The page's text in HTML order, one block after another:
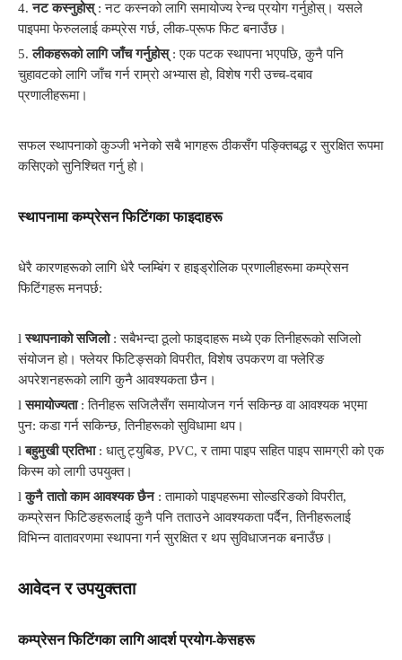
4.नट कस्नुहोस् : नट कस्नको लागि समायोज्य रेन्च प्रयोग गर्नुहोस्। यसले
पाइपमा फेरुललाई कम्प्रेस गर्छ, लीक-प्रूफ फिट बनाउँछ।
5.लीकहरूको लागि जाँच गर्नुहोस् : एक पटक स्थापना भएपछि, कुनै पनि
चुहावटको लागि जाँच गर्न राम्रो अभ्यास हो, विशेष गरी उच्च-दबाव
प्रणालीहरूमा।
सफल स्थापनाको कुञ्जी भनेको सबै भागहरू ठीकसँग पङ्क्तिबद्ध र सुरक्षित रूपमा
कसिएको सुनिश्चित गर्नु हो।
स्थापनामा कम्प्रेसन फिटिंगका फाइदाहरू
धेरै कारणहरूको लागि धेरै प्लम्बिंग र हाइड्रोलिक प्रणालीहरूमा कम्प्रेसन
फिटिंगहरू मनपर्छ:
lस्थापनाको सजिलो: सबैभन्दा ठूलो फाइदाहरू मध्ये एक तिनीहरूको सजिलो
संयोजन हो। फ्लेयर फिटिङ्सको विपरीत, विशेष उपकरण वा फ्लेरिङ
अपरेशनहरूको लागि कुनै आवश्यकता छैन।
lसमायोज्यता: तिनीहरू सजिलैसँग समायोजन गर्न सकिन्छ वा आवश्यक भएमा
पुन: कडा गर्न सकिन्छ, तिनीहरूको सुविधामा थप।
lबहुमुखी प्रतिभा: धातु ट्युबिङ, PVC, र तामा पाइप सहित पाइप सामग्री को एक
किस्म को लागी उपयुक्त।
lकुनै तातो काम आवश्यक छैन : तामाको पाइपहरूमा सोल्डरिङको विपरीत,
कम्प्रेसन फिटिङहरूलाई कुनै पनि तताउने आवश्यकता पर्दैन, तिनीहरूलाई
विभिन्न वातावरणमा स्थापना गर्न सुरक्षित र थप सुविधाजनक बनाउँछ।
आवेदन र उपयुक्तता
कम्प्रेसन फिटिंगका लागि आदर्श प्रयोग-केसहरू